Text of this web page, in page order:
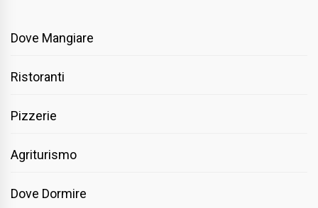
Dove Mangiare
Ristoranti
Pizzerie
Agriturismo
Dove Dormire